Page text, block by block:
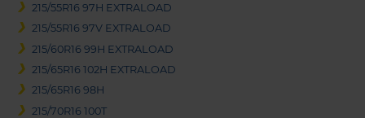
215/55R16 97H EXTRALOAD
215/55R16 97V EXTRALOAD
215/60R16 99H EXTRALOAD
215/65R16 102H EXTRALOAD
215/65R16 98H
215/70R16 100T